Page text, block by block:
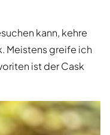
kann, kehre
Meistens greife ich
ist der Cask